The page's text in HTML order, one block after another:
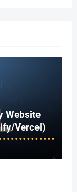
Website
Vercel)